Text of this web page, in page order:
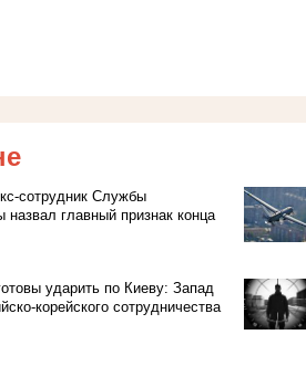
сотрудник Службы
назвал главный признак конца
ударить по Киеву: Запад
корейского сотрудничества